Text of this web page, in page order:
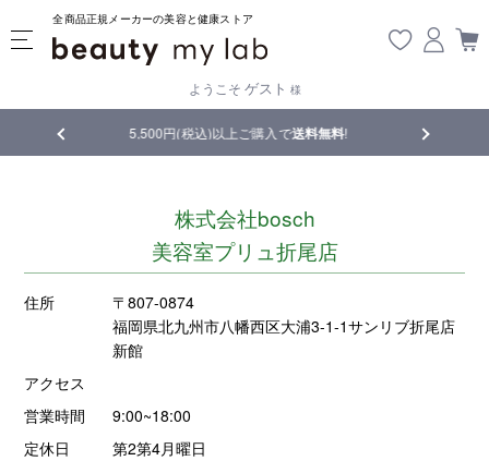
全商品正規メーカーの美容と健康ストア
ようこそ ゲスト 様
5,500円(税込)以上ご購入で送料無料! 【重要】熊本地震の影響に
株式会社bosch
美容室プリュ折尾店
住所
〒807-0874
福岡県北九州市八幡西区大浦3-1-1サンリブ折尾店
新館
アクセス
営業時間
9:00~18:00
定休日
第2第4月曜日